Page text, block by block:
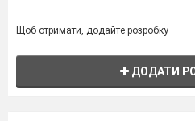
Щоб отримати, додайте розробку
ДОДАТИ